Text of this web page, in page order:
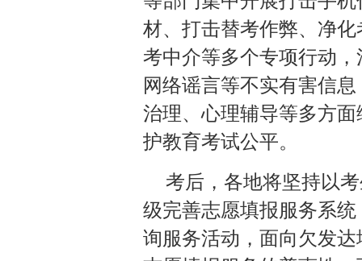
材、打击替考作弊、净
考中介等多个专项行动
网络谣言等不实有害信
治理、心理辅导等多方
护教育考试公平。
考后，各地将坚持以
级完善志愿填报服务系
询服务活动，面向欠发达